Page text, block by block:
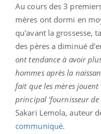
Au cours des 3
mères ont dormi en
qu'avant la grossesse,
des pères a diminué
ont tendance à avoir
hommes après la
fait que les mères
principal 'fournisseur de
Sakari Lemola, auteur
communiqué.